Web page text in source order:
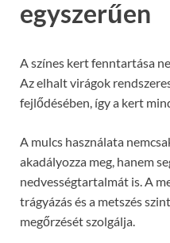
egyszerűen
A színes kert fenntartása
Az elhalt virágok
fejlődésében, így a kert
A mulcs használata
akadályozza meg, hanem
nedvességtartalmát is. A
trágyázás és a metszés
megőrzését szolgálja.